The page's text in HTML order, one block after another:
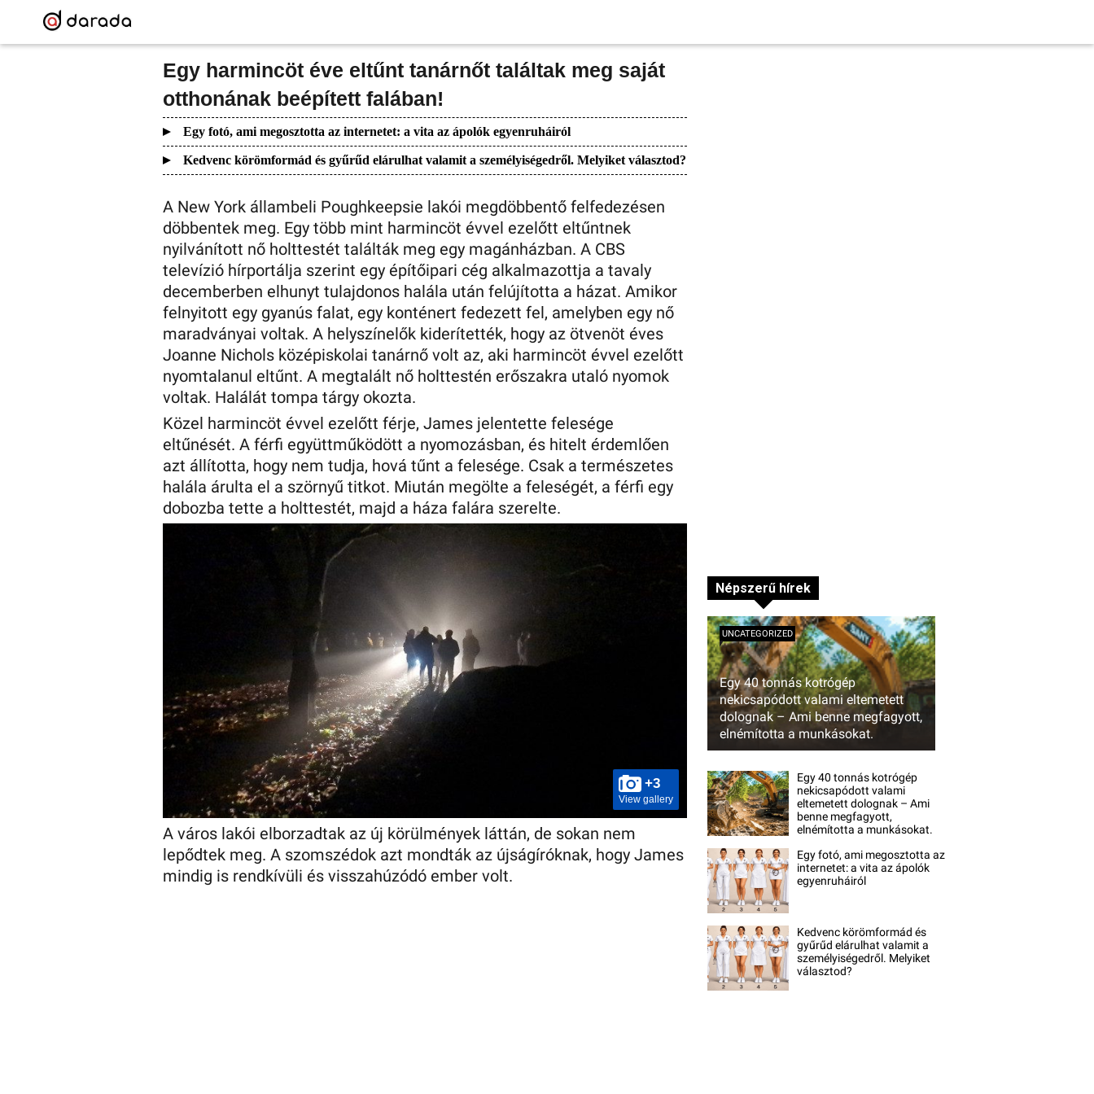
Egy harmincöt éve eltűnt tanárnőt találtak meg saját
otthonának beépített falában!
Egy fotó, ami megosztotta az internetet: a vita az ápolók egyenruháiról
Kedvenc körömformád és gyűrűd elárulhat valamit a személyiségedről. Melyiket választod?
A New York állambeli Poughkeepsie lakói megdöbbentő felfedezésen
döbbentek meg. Egy több mint harmincöt évvel ezelőtt eltűntnek
nyilvánított nő holttestét találták meg egy magánházban. A CBS
televízió hírportálja szerint egy építőipari cég alkalmazottja a tavaly
decemberben elhunyt tulajdonos halála után felújította a házat. Amikor
felnyitott egy gyanús falat, egy konténert fedezett fel, amelyben egy nő
maradványai voltak. A helyszínelők kiderítették, hogy az ötvenöt éves
Joanne Nichols középiskolai tanárnő volt az, aki harmincöt évvel ezelőtt
nyomtalanul eltűnt. A megtalált nő holttestén erőszakra utaló nyomok
voltak. Halálát tompa tárgy okozta.
Közel harmincöt évvel ezelőtt férje, James jelentette felesége
eltűnését. A férfi együttműködött a nyomozásban, és hitelt érdemlően
azt állította, hogy nem tudja, hová tűnt a felesége. Csak a természetes
halála árulta el a szörnyű titkot. Miután megölte a feleségét, a férfi egy
dobozba tette a holttestét, majd a háza falára szerelte.
+3
View gallery
A város lakói elborzadtak az új körülmények láttán, de sokan nem
lepődtek meg. A szomszédok azt mondták az újságíróknak, hogy James
mindig is rendkívüli és visszahúzódó ember volt.
Népszerű hírek
Egy 40 tonnás kotrógép
nekicsapódott valami eltemetett
dolognak – Ami benne megfagyott,
elnémította a munkásokat.
UNCATEGORIZED
Egy 40 tonnás kotrógép
nekicsapódott valami
eltemetett dolognak – Ami
benne megfagyott,
elnémította a munkásokat.
Egy fotó, ami megosztotta az
internetet: a vita az ápolók
egyenruháiról
Kedvenc körömformád és
gyűrűd elárulhat valamit a
személyiségedről. Melyiket
választod?